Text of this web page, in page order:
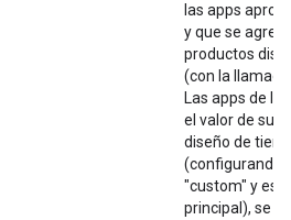
las apps
y que se
productos
(con la
Las apps de la
el valor de su
diseño de
(configurando
"custom" y
principal), se